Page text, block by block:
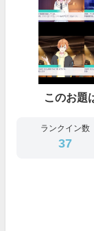
このお題
ランクイン数
37